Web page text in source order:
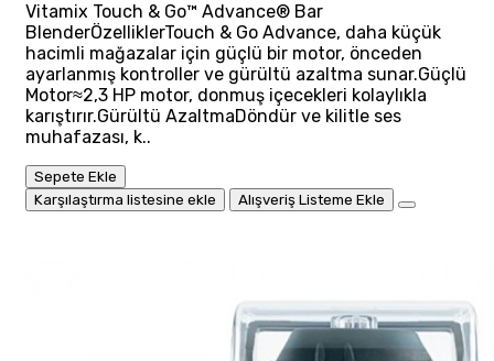
Vitamix Touch & Go™ Advance® Bar
BlenderÖzelliklerTouch & Go Advance, daha küçük
hacimli mağazalar için güçlü bir motor, önceden
ayarlanmış kontroller ve gürültü azaltma sunar.Güçlü
Motor≈2,3 HP motor, donmuş içecekleri kolaylıkla
karıştırır.Gürültü AzaltmaDöndür ve kilitle ses
muhafazası, k..
Sepete Ekle
Karşılaştırma listesine ekle
Alışveriş Listeme Ekle